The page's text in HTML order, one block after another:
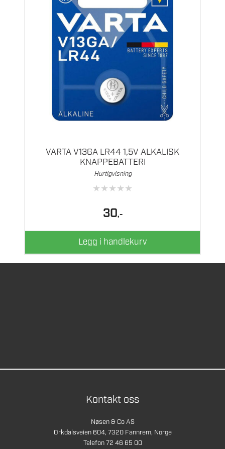
VARTA V13GA LR44 1,5V ALKALISK
KNAPPEBATTERI
Hurtigvisning
★★★★★
30,-
Legg i handlekurv
Kontakt oss
Nøsen & Co AS
Orkdalsveien 604, 7320 Fannrem, Norge
Telefon 72 46 65 00